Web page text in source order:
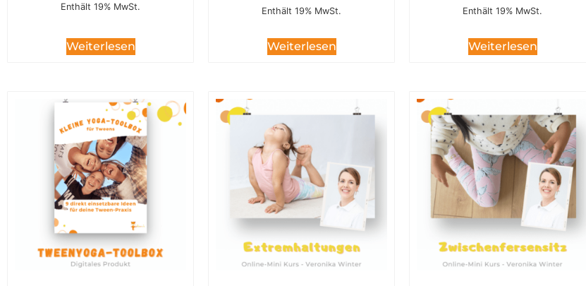
Enthält 19% MwSt.
Weiterlesen
Enthält 19% MwSt.
Weiterlesen
Enthält 19% MwSt.
Weiterlesen